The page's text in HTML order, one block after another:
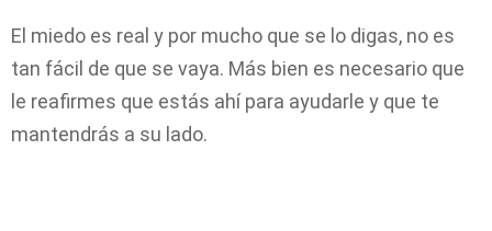
El miedo es real y por mucho que se lo digas, no es
tan fácil de que se vaya. Más bien es necesario que
le reafirmes que estás ahí para ayudarle y que te
mantendrás a su lado.